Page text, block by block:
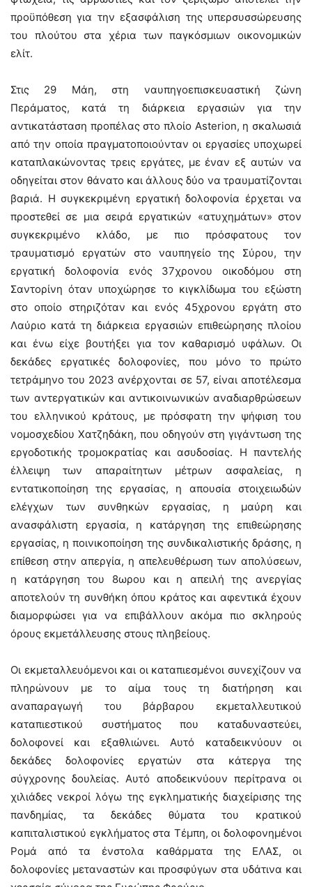
προϋπόθεση για την εξασφάλιση της υπερσυσσώρευσης
του πλούτου στα χέρια των παγκόσμιων οικονομικών
ελίτ.
Στις 29 Μάη, στη ναυπηγοεπισκευαστική ζώνη
Περάματος, κατά τη διάρκεια εργασιών για την
αντικατάσταση προπέλας στο πλοίο Asterion, η σκαλωσιά
από την οποία πραγματοποιούνταν οι εργασίες υποχωρεί
καταπλακώνοντας τρεις εργάτες, με έναν εξ αυτών να
οδηγείται στον θάνατο και άλλους δύο να τραυματίζονται
βαριά. Η συγκεκριμένη εργατική δολοφονία έρχεται να
προστεθεί σε μια σειρά εργατικών «ατυχημάτων» στον
συγκεκριμένο κλάδο, με πιο πρόσφατους τον
τραυματισμό εργατών στο ναυπηγείο της Σύρου, την
εργατική δολοφονία ενός 37χρονου οικοδόμου στη
Σαντορίνη όταν υποχώρησε το κιγκλίδωμα του εξώστη
στο οποίο στηριζόταν και ενός 45χρονου εργάτη στο
Λαύριο κατά τη διάρκεια εργασιών επιθεώρησης πλοίου
και ένω είχε βουτήξει για τον καθαρισμό υφάλων. Οι
δεκάδες εργατικές δολοφονίες, που μόνο το πρώτο
τετράμηνο του 2023 ανέρχονται σε 57, είναι αποτέλεσμα
των αντεργατικών και αντικοινωνικών αναδιαρθρώσεων
του ελληνικού κράτους, με πρόσφατη την ψήφιση του
νομοσχεδίου Χατζηδάκη, που οδηγούν στη γιγάντωση της
εργοδοτικής τρομοκρατίας και ασυδοσίας. Η παντελής
έλλειψη των απαραίτητων μέτρων ασφαλείας, η
εντατικοποίηση της εργασίας, η απουσία στοιχειωδών
ελέγχων των συνθηκών εργασίας, η μαύρη και
ανασφάλιστη εργασία, η κατάργηση της επιθεώρησης
εργασίας, η ποινικοποίηση της συνδικαλιστικής δράσης, η
επίθεση στην απεργία, η απελευθέρωση των απολύσεων,
η κατάργηση του 8ωρου και η απειλή της ανεργίας
αποτελούν τη συνθήκη όπου κράτος και αφεντικά έχουν
διαμορφώσει για να επιβάλλουν ακόμα πιο σκληρούς
όρους εκμετάλλευσης στους πληβείους.
Οι εκμεταλλευόμενοι και οι καταπιεσμένοι συνεχίζουν να
πληρώνουν με το αίμα τους τη διατήρηση και
αναπαραγωγή του βάρβαρου εκμεταλλευτικού
καταπιεστικού συστήματος που καταδυναστεύει,
δολοφονεί και εξαθλιώνει. Αυτό καταδεικνύουν οι
δεκάδες δολοφονίες εργατών στα κάτεργα της
σύγχρονης δουλείας. Αυτό αποδεικνύουν περίτρανα οι
χιλιάδες νεκροί λόγω της εγκληματικής διαχείρισης της
πανδημίας, τα δεκάδες θύματα του κρατικού
καπιταλιστικού εγκλήματος στα Τέμπη, οι δολοφονημένοι
Ρομά από τα ένστολα καθάρματα της ΕΛΑΣ, οι
δολοφονίες μεταναστών και προσφύγων στα υδάτινα και